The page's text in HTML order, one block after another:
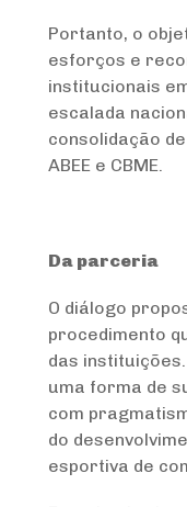
Portanto, o
esforços e
institucionais
escalada
consolidação
ABEE e CBME.
Da parceria
O diálogo
procedimento
das
uma forma de
com
do
esportiva de